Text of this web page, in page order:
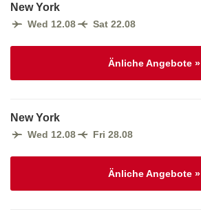
New York
Wed 12.08 Sat 22.08
Änliche Angebote »
New York
Wed 12.08 Fri 28.08
Änliche Angebote »